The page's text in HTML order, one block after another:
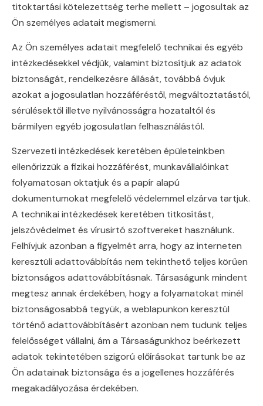
titoktartási kötelezettség terhe mellett – jogosultak az
Ön személyes adatait megismerni.
Az Ön személyes adatait megfelelő technikai és egyéb
intézkedésekkel védjük, valamint biztosítjuk az adatok
biztonságát, rendelkezésre állását, továbbá óvjuk
azokat a jogosulatlan hozzáféréstől, megváltoztatástól,
sérülésektől illetve nyilvánosságra hozataltól és
bármilyen egyéb jogosulatlan felhasználástól.
Szervezeti intézkedések keretében épületeinkben
ellenőrizzük a fizikai hozzáférést, munkavállalóinkat
folyamatosan oktatjuk és a papír alapú
dokumentumokat megfelelő védelemmel elzárva tartjuk.
A technikai intézkedések keretében titkosítást,
jelszóvédelmet és vírusirtó szoftvereket használunk.
Felhívjuk azonban a figyelmét arra, hogy az interneten
keresztüli adattovábbítás nem tekinthető teljes körűen
biztonságos adattovábbításnak. Társaságunk mindent
megtesz annak érdekében, hogy a folyamatokat minél
biztonságosabbá tegyük, a weblapunkon keresztül
történő adattovábbításért azonban nem tudunk teljes
felelősséget vállalni, ám a Társaságunkhoz beérkezett
adatok tekintetében szigorú előírásokat tartunk be az
Ön adatainak biztonsága és a jogellenes hozzáférés
megakadályozása érdekében.